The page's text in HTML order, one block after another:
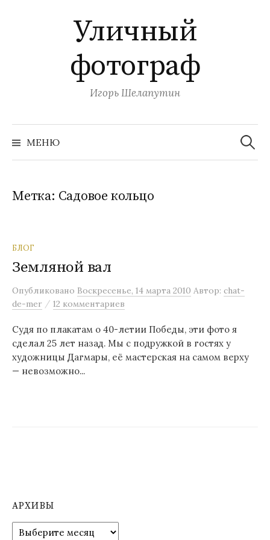
к
с
р
м
о
м
у
Уличный
фотограф
Игорь Шелапутин
МЕНЮ а
й
Метка: Садовое кольцо
БЛОГ
Земляной вал
Опубликовано Воскресенье, 14 марта 2010 Автор: chat-
de-mer / 12 комментариев
Судя по плакатам о 40-летии Победы, эти фото я
сделал 25 лет назад. Мы с подружкой в гостях у
художницы Дагмары, её мастерская на самом верху
— невозможно...
АРХИВЫ